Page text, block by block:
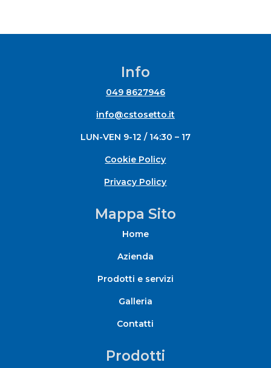
Info
049 8627946
info@cstosetto.it
LUN-VEN 9-12 / 14:30 – 17
Cookie Policy
Privacy Policy
Mappa Sito
Home
Azienda
Prodotti e servizi
Galleria
Contatti
Prodotti